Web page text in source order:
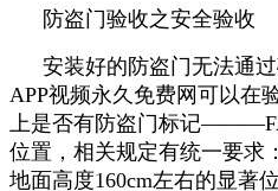
防盗门验收之安全验收
安装好的防盗门无法通过
APP视频永久免费网可以在
上是否有防盗门标记
位置，相关规定有统一要求
地面高度160cm左右的显著